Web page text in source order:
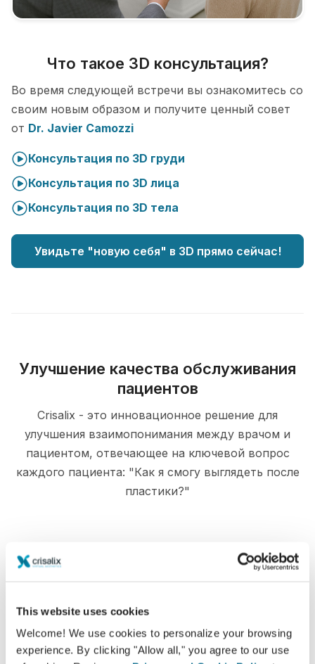
This website uses cookies
Welcome! We use cookies to personalize your browsing
experience. By clicking "Allow all," you agree to our use
Что такое 3D консультация?
Во время следующей встречи вы ознакомитесь со
своим новым образом и получите ценный совет
от Dr. Javier Camozzi
Консультация по 3D груди
Консультация по 3D лица
Консультация по 3D тела
Увидьте "новую себя" в 3D прямо сейчас!
Улучшение качества обслуживания
пациентов
Crisalix - это инновационное решение для
улучшения взаимопонимания между врачом и
пациентом, отвечающее на ключевой вопрос
каждого пациента: "Как я смогу выглядеть после
пластики?"
Crisalix позволяет наглядно
продемонстрировать пациентам возможные
результаты операции, учитывая их